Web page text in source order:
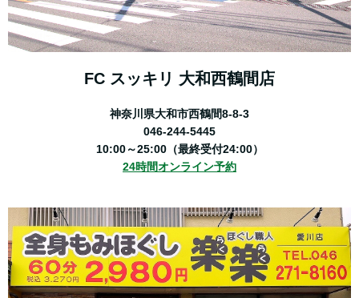
FC スッキリ 大和西鶴間店
神奈川県大和市西鶴間8-8-3
046-244-5445
10:00～25:00（最終受付24:00）
24時間オンライン予約